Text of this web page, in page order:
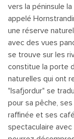
vers la péninsule
appelé
une réserve
avec des vues
se trouve sur les
constitue la porte
naturelles qui ont
"Isafjordur" se
pour sa pêche,
raffinée et ses
spectaculaire